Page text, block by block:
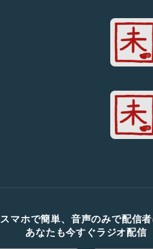
スマホで簡単、音声のみで配信者
あなたも今すぐラジオ配信